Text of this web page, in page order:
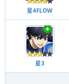
星4FLOW
星3